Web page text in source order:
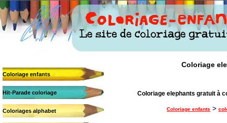
Coloriage enfants
Hit-Parade coloriage
Coloriages alphabet
Coloriage
Coloriage elephants gratuit à
Coloriage enfants >